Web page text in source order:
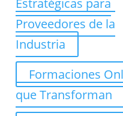
Estratégicas para
Proveedores de la
Industria
Formaciones
que Transforman